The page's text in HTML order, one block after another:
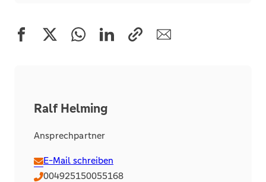
Ralf Helming
Ansprechpartner
E-Mail schreiben
004925150055168